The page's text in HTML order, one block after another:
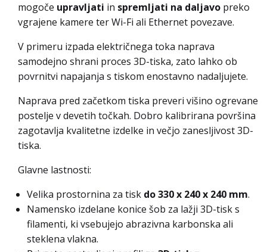
mogoče upravljati in spremljati na daljavo preko
vgrajene kamere ter Wi-Fi ali Ethernet povezave.
V primeru izpada električnega toka naprava
samodejno shrani proces 3D-tiska, zato lahko ob
povrnitvi napajanja s tiskom enostavno nadaljujete.
Naprava pred začetkom tiska preveri višino ogrevane
postelje v devetih točkah. Dobro kalibrirana površina
zagotavlja kvalitetne izdelke in večjo zanesljivost 3D-
tiska.
Glavne lastnosti:
Velika prostornina za tisk do 330 x 240 x 240 mm.
Namensko izdelane konice šob za lažji 3D-tisk s
filamenti, ki vsebujejo abrazivna karbonska ali
steklena vlakna.